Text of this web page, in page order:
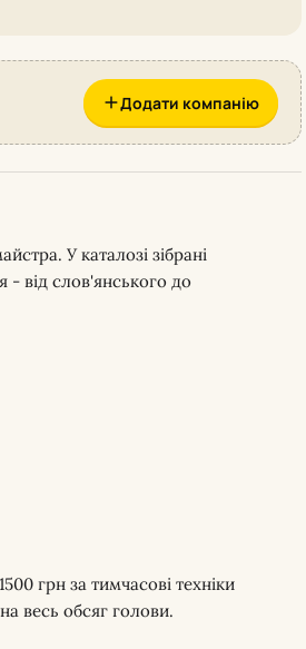
Додати компанію
У каталозі зібрані
- від слов'янського до
грн за тимчасові техніки
весь обсяг голови.